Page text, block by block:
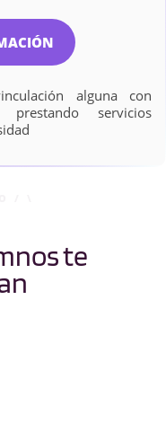
alguna con
servicios
te